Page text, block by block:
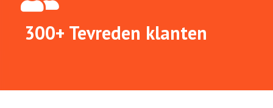
300+ Tevreden klanten